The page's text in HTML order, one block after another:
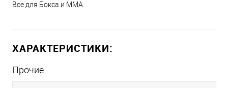
Все для Бокса и ММА.
ХАРАКТЕРИСТИКИ:
Прочие